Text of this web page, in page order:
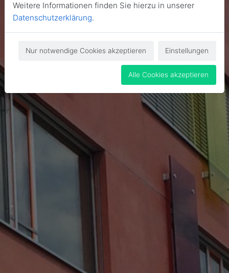
Weitere Informationen finden Sie hierzu in unserer
Datenschutzerklärung.
Nur notwendige Cookies akzeptieren Einstellungen
Alle Cookies akzeptieren